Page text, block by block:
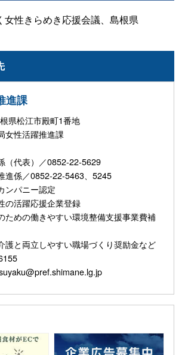
女性きらめき応援会議、島根県
進課
県松江市殿町1番地
女性活躍推進課
（代表）／0852-22-5629
進係／0852-22-5463、5245
パニー認定
活躍応援企業登録
めの働きやすい環境整備支援事業費補
と両立しやすい職場づくり奨励金など